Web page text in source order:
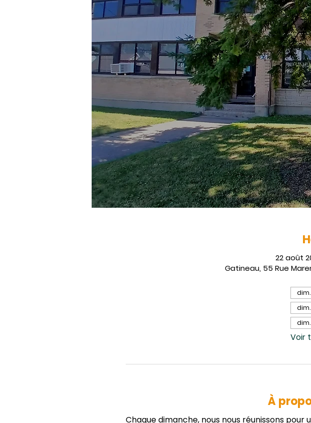
22 août
Gatineau, 55 Rue
dim.
dim.
Voir
À
Chaque dimanche, nous nous réunissons